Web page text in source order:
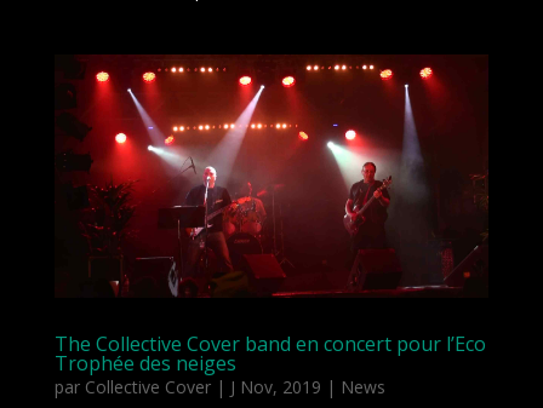
The Collective Cover band en concert pour l’Eco
Trophée des neiges
par Collective Cover| J Nov, 2019 | News